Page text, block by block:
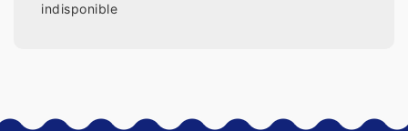
indisponible